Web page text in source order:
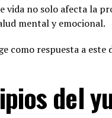
vida no solo afecta la
mental y emocional.
como respuesta a este
del